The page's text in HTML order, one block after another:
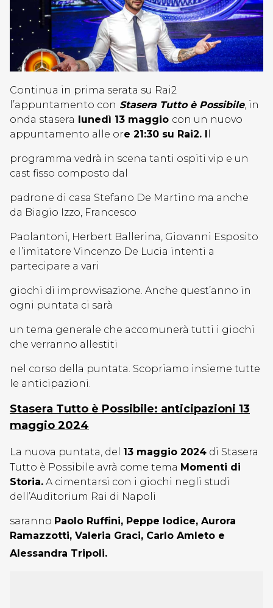
Continua in prima serata su Rai2
l’appuntamento con Stasera Tutto è Possibile, in
onda stasera lunedì 13 maggio con un nuovo
appuntamento alle ore 21:30 su Rai2. I
programma vedrà in scena tanti ospiti vip e un
cast fisso composto dal
padrone di casa Stefano De Martino ma anche
da Biagio Izzo, Francesco
Paolantoni, Herbert Ballerina, Giovanni Esposito
e l’imitatore Vincenzo De Lucia intenti a
partecipare a vari
giochi di improvvisazione. Anche quest’anno in
ogni puntata ci sarà
un tema generale che accomunerà tutti i giochi
che verranno allestiti
nel corso della puntata. Scopriamo insieme tutte
le anticipazioni.
Stasera Tutto è Possibile: anticipazioni 13
maggio 2024
La nuova puntata, del 13 maggio 2024 di Stasera
Tutto è Possibile avrà come tema Momenti di
Storia. A cimentarsi con i giochi negli studi
dell’Auditorium Rai di Napoli
saranno Paolo Ruffini, Peppe Iodice, Aurora
Ramazzotti, Valeria Graci, Carlo Amleto e
Alessandra Tripoli.